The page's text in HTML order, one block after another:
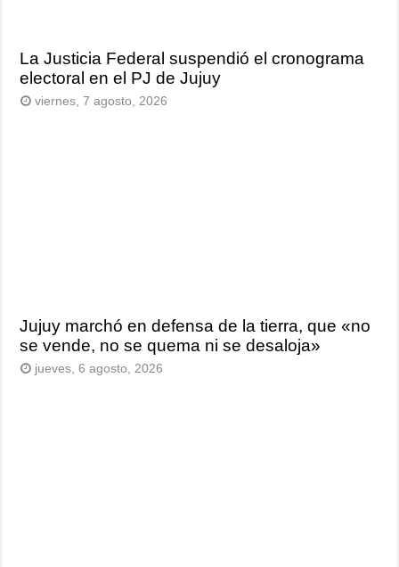
La Justicia Federal suspendió el cronograma
electoral en el PJ de Jujuy
viernes, 7 agosto, 2026
Jujuy marchó en defensa de la tierra, que «no
se vende, no se quema ni se desaloja»
jueves, 6 agosto, 2026